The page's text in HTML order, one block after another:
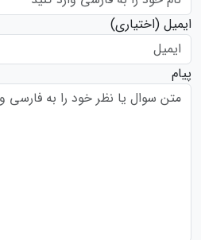
ایمیل (اختیاری)
پیام